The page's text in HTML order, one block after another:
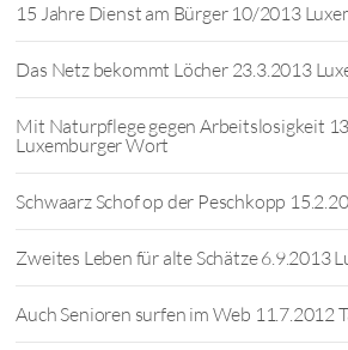
15 Jahre Dienst am Bürger 10/2013
Das Netz bekommt Löcher 23.3.2013
Mit Naturpflege gegen Arbeitslosigkeit
Luxemburger Wort
Schwaarz Schof op der Peschkopp
Zweites Leben für alte Schätze 6.9.2013
Auch Senioren surfen im Web 11.7.2012